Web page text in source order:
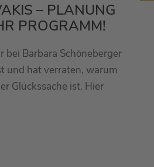
– PLANUNG
PROGRAMM!
bei Barbara Schöneberger
und hat verraten, warum
Glückssache ist. Hier